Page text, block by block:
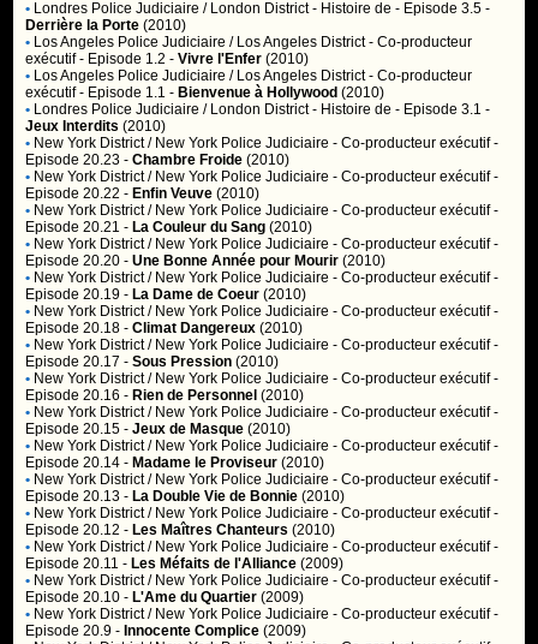
• Londres Police Judiciaire / London District- Histoire de - Episode 3.5 -
Derrière la Porte (2010)
• Los Angeles Police Judiciaire / Los Angeles District- Co-producteur
exécutif - Episode 1.2 -Vivre l'Enfer (2010)
• Los Angeles Police Judiciaire / Los Angeles District- Co-producteur
exécutif - Episode 1.1 - Bienvenue à Hollywood (2010)
• Londres Police Judiciaire / London District- Histoire de - Episode 3.1 -
Jeux Interdits (2010)
• New York District / New York Police Judiciaire - Co-producteur exécutif -
Episode 20.23 -Chambre Froide (2010)
• New York District / New York Police Judiciaire - Co-producteur exécutif -
Episode 20.22 - Enfin Veuve (2010)
• New York District / New York Police Judiciaire - Co-producteur exécutif -
Episode 20.21 - La Couleur du Sang (2010)
• New York District / New York Police Judiciaire - Co-producteur exécutif -
Episode 20.20 -Une Bonne Année pour Mourir (2010)
• New York District / New York Police Judiciaire - Co-producteur exécutif -
Episode 20.19 - La Dame de Coeur (2010)
• New York District / New York Police Judiciaire - Co-producteur exécutif -
Episode 20.18 -Climat Dangereux (2010)
• New York District / New York Police Judiciaire - Co-producteur exécutif -
Episode 20.17 -Sous Pression (2010)
• New York District / New York Police Judiciaire - Co-producteur exécutif -
Episode 20.16 - Rien de Personnel (2010)
• New York District / New York Police Judiciaire - Co-producteur exécutif -
Episode 20.15 -Jeux de Masque (2010)
• New York District / New York Police Judiciaire - Co-producteur exécutif -
Episode 20.14 - Madame le Proviseur (2010)
• New York District / New York Police Judiciaire - Co-producteur exécutif -
Episode 20.13 - La Double Vie de Bonnie (2010)
• New York District / New York Police Judiciaire - Co-producteur exécutif -
Episode 20.12 - Les Maîtres Chanteurs (2010)
• New York District / New York Police Judiciaire - Co-producteur exécutif -
Episode 20.11 - Les Méfaits de l'Alliance (2009)
• New York District / New York Police Judiciaire - Co-producteur exécutif -
Episode 20.10 - L'Ame du Quartier (2009)
• New York District / New York Police Judiciaire - Co-producteur exécutif -
Episode 20.9 - Innocente Complice (2009)